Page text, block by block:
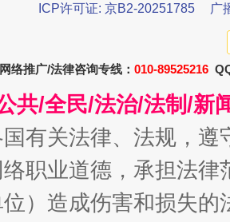
ICP许可证: 京B2-20251785
广
络推广/法律咨询专线： 010-89525216
共/全民/法治/法制/新
有关法律、法规，
职业道德，承担法
）造成伤害和损失